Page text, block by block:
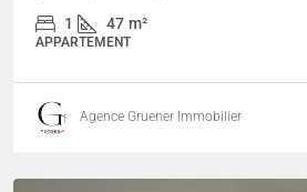
1 47 m²
APPARTEMENT
Agence Gruener Immobilier